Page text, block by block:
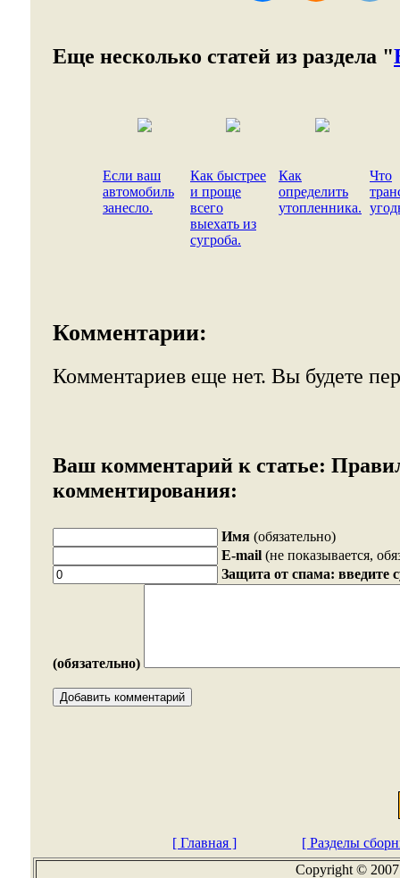
Еще несколько статей из раздела "
Если ваш
автомобиль
занесло.
Как быстрее
и проще
всего
выехать из
сугроба.
Как
определить
утопленника.
Что
Комментарии:
Комментариев еще нет. Вы будете
Ваш комментарий к статье:
комментирования:
Имя (обязательно)
E-mail (не показывается,
Защита от спама: введите
(обязательно)
[ Главная ]
[ Разделы
Copyright ©